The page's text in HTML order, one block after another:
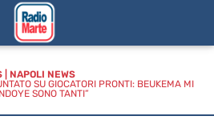
NAPOLI NEWS
SU GIOCATORI PRONTI: BEUKEMA MI
SONO TANTI”